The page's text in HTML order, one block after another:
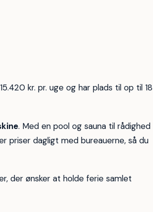
kr. pr. uge og har plads til op til 18
. Med en pool og sauna til rådighed
priser dagligt med bureauerne, så du
der ønsker at holde ferie samlet